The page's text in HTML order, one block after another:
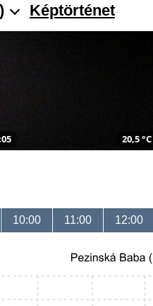
Képtörténet
20,5 °C
10:00 11:00 12:00